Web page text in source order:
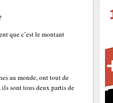
que c’est le montant
au monde, ont tout de
sont tous deux partis de